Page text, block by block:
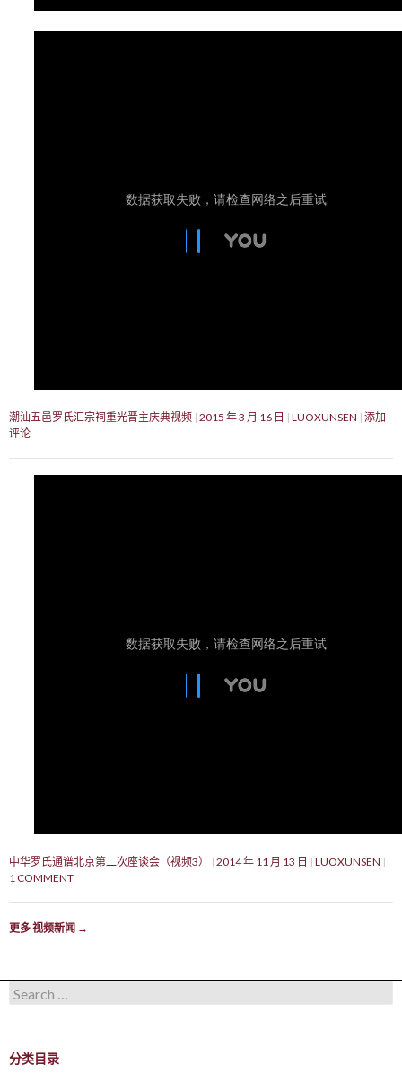
潮汕五邑罗氏汇宗祠重光晋主庆典视频 2015 年 3 月 16 日 LUOXUNSEN 添加
评论
中华罗氏通谱北京第二次座谈会（视频3） 2014 年 11 月 13 日
LUOXUNSEN
1 COMMENT
更多 视频新闻 →
Search for:
分类目录